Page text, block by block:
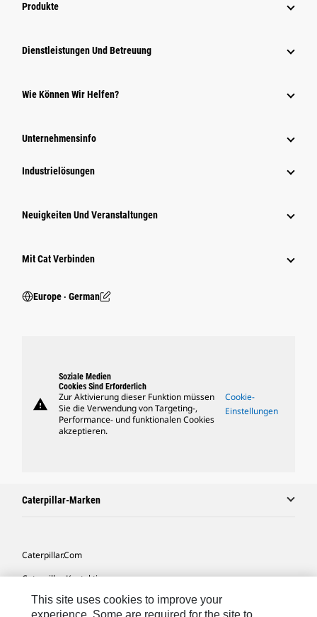
Produkte
Dienstleistungen Und Betreuung
Wie Können Wir Helfen?
Unternehmensinfo
Industrielösungen
Neuigkeiten Und Veranstaltungen
Mit Cat Verbinden
Europe ‧ German
warning
Soziale Medien
Cookies Sind Erforderlich
Zur Aktivierung dieser Funktion müssen
Sie die Verwendung von Targeting-,
Performance- und funktionalen Cookies
akzeptieren.
Cookie-
Einstellungen
Caterpillar-Marken
Caterpillar.com
Caterpillar Kontaktieren
Meine Marketing-Präferenzen
This site uses cookies to improve your
experience. Some are required for the site to